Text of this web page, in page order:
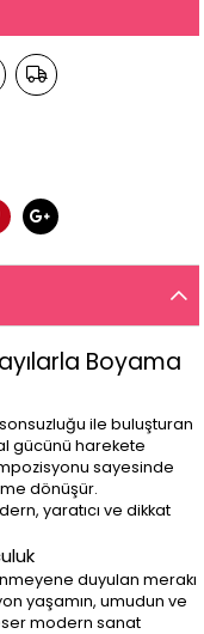
Boyama
ile buluşturan
gücünü harekete
sayesinde
dönüşür.
yaratıcı ve dikkat
duyulan merakı
yaşamın, umudun ve
modern sanat